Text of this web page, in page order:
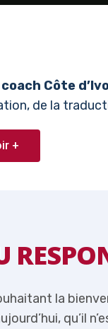
Côte
de la
+
la
qu’il